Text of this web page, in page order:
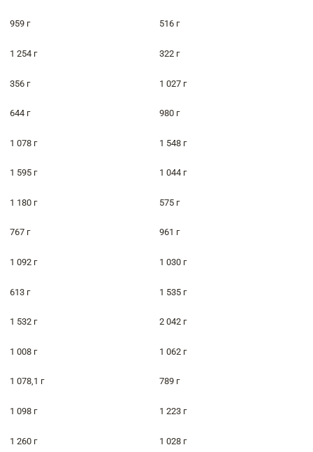
959 г 516 г
1 254 г 322 г
356 г 1 027 г
644 г 980 г
1 078 г 1 548 г
1 595 г 1 044 г
1 180 г 575 г
767 г 961 г
1 092 г 1 030 г
613 г 1 535 г
1 532 г 2 042 г
1 008 г 1 062 г
1 078,1 г 789 г
1 098 г 1 223 г
1 260 г 1 028 г